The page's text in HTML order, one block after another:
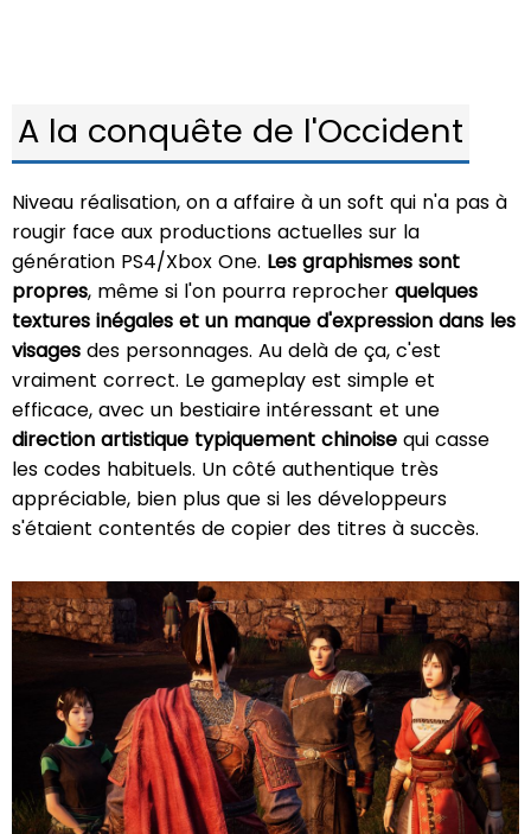
A la conquête de l'Occident
Niveau réalisation, on a affaire à un soft qui n'a pas à
rougir face aux productions actuelles sur la
génération PS4/Xbox One. Les graphismes sont
propres, même si l'on pourra reprocher quelques
textures inégales et un manque d'expression dans les
visages des personnages. Au delà de ça, c'est
vraiment correct. Le gameplay est simple et
efficace, avec un bestiaire intéressant et une
direction artistique typiquement chinoise qui casse
les codes habituels. Un côté authentique très
appréciable, bien plus que si les développeurs
s'étaient contentés de copier des titres à succès.